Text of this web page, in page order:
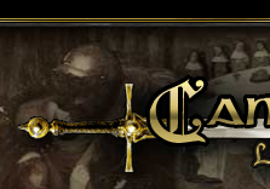
della cavalleria